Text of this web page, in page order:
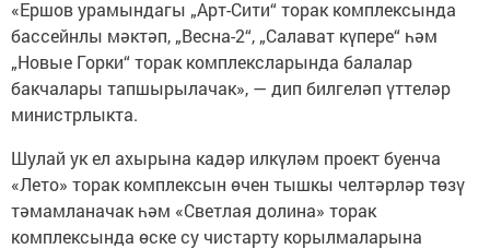
«Ершов урамындагы „Арт-Сити“ торак комплексында
бассейнлы мәктәп, „Весна-2“, „Салават күпере“ һәм
„Новые Горки“ торак комплексларында балалар
бакчалары тапшырылачак», — дип билгеләп үттеләр
министрлыкта.
Шулай ук ел ахырына кадәр илкүләм проект буенча
«Лето» торак комплексын өчен тышкы челтәрләр төзү
тәмамланачак һәм «Светлая долина» торак
комплексында өске су чистарту корылмаларына